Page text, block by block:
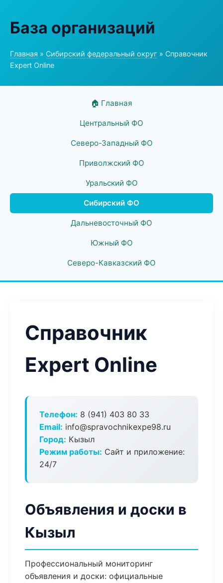
База организаций
Главная » Сибирский федеральный округ » Справочник
Expert Online
🏠 Главная
Центральный ФО
Северо-Западный ФО
Приволжский ФО
Уральский ФО
Сибирский ФО
Дальневосточный ФО
Южный ФО
Северо-Кавказский ФО
Справочник
Expert Online
Телефон: 8 (941) 403 80 33
Email: info@spravochnikexpe98.ru
Город: Кызыл
Режим работы: Сайт и приложение:
24/7
Объявления и доски в
Кызыл
Профессиональный мониторинг
объявления и доски: официальные